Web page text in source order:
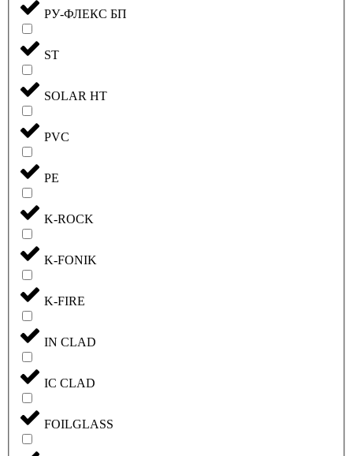
РУ-ФЛЕКС БП
ST
SOLAR HT
PVC
PE
K-ROCK
K-FONIK
K-FIRE
IN CLAD
IC CLAD
FOILGLASS